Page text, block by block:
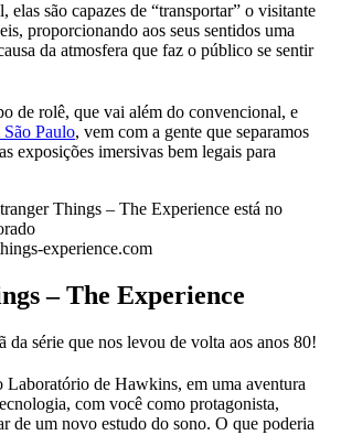
elas são capazes de “transportar” o visitante
proporcionando aos seus sentidos uma
da atmosfera que faz o público se sentir
de rolê, que vai além do convencional, e
São Paulo, vem com a gente que separamos
exposições imersivas bem legais para
Things – The Experience está no
experience.com
– The Experience
da série que nos levou de volta aos anos 80!
Laboratório de Hawkins, em uma aventura
com você como protagonista,
de um novo estudo do sono. O que poderia